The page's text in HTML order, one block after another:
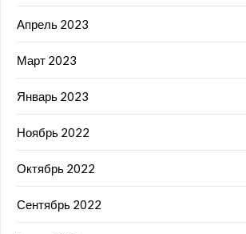
Апрель 2023
Март 2023
Январь 2023
Ноябрь 2022
Октябрь 2022
Сентябрь 2022